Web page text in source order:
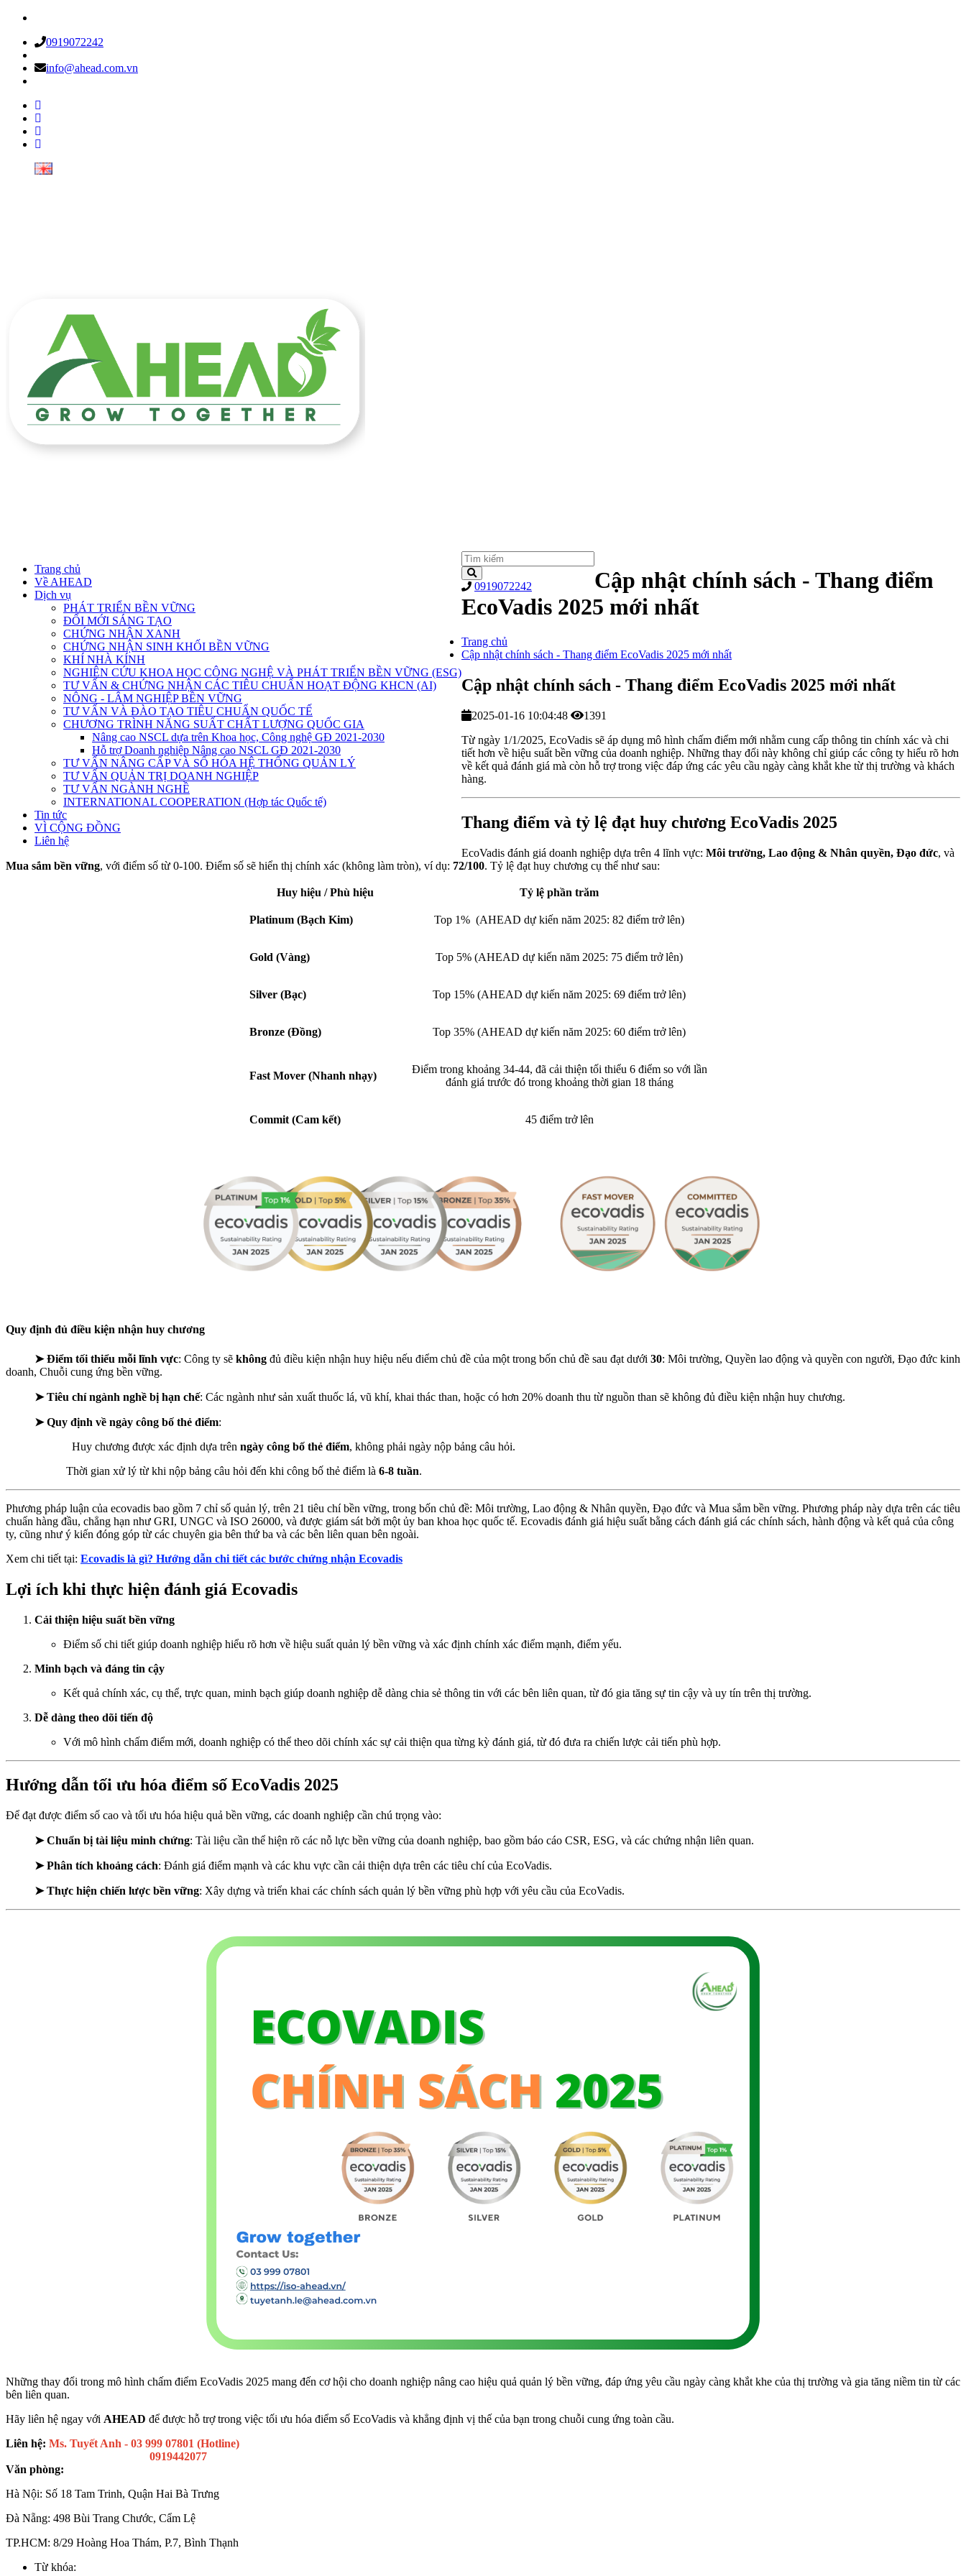
0919072242
info@ahead.com.vn
Trang chủ
Về AHEAD
Dịch vụ
PHÁT TRIỂN BỀN VỮNG
ĐỔI MỚI SÁNG TẠO
CHỨNG NHẬN XANH
CHỨNG NHẬN SINH KHỐI BỀN VỮNG
KHÍ NHÀ KÍNH
NGHIÊN CỨU KHOA HỌC CÔNG NGHỆ VÀ PHÁT TRIỂN BỀN VỮNG (ESG)
TƯ VẤN & CHỨNG NHẬN CÁC TIÊU CHUẨN HOẠT ĐỘNG KHCN (AI)
NÔNG - LÂM NGHIỆP BỀN VỮNG
TƯ VẤN VÀ ĐÀO TẠO TIÊU CHUẨN QUỐC TẾ
CHƯƠNG TRÌNH NĂNG SUẤT CHẤT LƯỢNG QUỐC GIA
Nâng cao NSCL dựa trên Khoa học, Công nghệ GĐ 2021-2030
Hỗ trợ Doanh nghiệp Nâng cao NSCL GĐ 2021-2030
TƯ VẤN NÂNG CẤP VÀ SỐ HÓA HỆ THỐNG QUẢN LÝ
TƯ VẤN QUẢN TRỊ DOANH NGHIỆP
TƯ VẤN NGÀNH NGHỀ
INTERNATIONAL COOPERATION (Hợp tác Quốc tế)
Tin tức
VÌ CỘNG ĐỒNG
Liên hệ
0919072242
Cập nhật chính sách - Thang điểm
EcoVadis 2025 mới nhất
Trang chủ
Cập nhật chính sách - Thang điểm EcoVadis 2025 mới nhất
Cập nhật chính sách - Thang điểm EcoVadis 2025 mới nhất
2025-01-16 10:04:48
1391
Từ ngày 1/1/2025, EcoVadis sẽ áp dụng mô hình chấm điểm mới nhằm cung cấp thông tin chính xác và chi
tiết hơn về hiệu suất bền vững của doanh nghiệp. Những thay đổi này không chỉ giúp các công ty hiểu rõ hơn
về kết quả đánh giá mà còn hỗ trợ trong việc đáp ứng các yêu cầu ngày càng khắt khe từ thị trường và khách
hàng.
Thang điểm và tỷ lệ đạt huy chương EcoVadis 2025
EcoVadis đánh giá doanh nghiệp dựa trên 4 lĩnh vực: Môi trường, Lao động & Nhân quyền, Đạo đức, và
Mua sắm bền vững, với điểm số từ 0-100. Điểm số sẽ hiển thị chính xác (không làm tròn), ví dụ: 72/100. Tỷ lệ đạt huy chương cụ thể như sau:
Huy hiệu / Phù hiệu Tỷ lệ phần trăm
Platinum (Bạch Kim) Top 1% (AHEAD dự kiến năm 2025: 82 điểm trở lên)
Gold (Vàng) Top 5% (AHEAD dự kiến năm 2025: 75 điểm trở lên)
Silver (Bạc) Top 15% (AHEAD dự kiến năm 2025: 69 điểm trở lên)
Bronze (Đồng) Top 35% (AHEAD dự kiến năm 2025: 60 điểm trở lên)
Fast Mover (Nhanh nhạy)
Điểm trong khoảng 34-44, đã cải thiện tối thiểu 6 điểm so với lần
đánh giá trước đó trong khoảng thời gian 18 tháng
Commit (Cam kết) 45 điểm trở lên
Quy định đủ điều kiện nhận huy chương
➤ Điểm tối thiểu mỗi lĩnh vực: Công ty sẽ không đủ điều kiện nhận huy hiệu nếu điểm chủ đề của một trong bốn chủ đề sau đạt dưới 30: Môi trường, Quyền lao động và quyền con người, Đạo đức kinh
doanh, Chuỗi cung ứng bền vững.
➤ Tiêu chí ngành nghề bị hạn chế: Các ngành như sản xuất thuốc lá, vũ khí, khai thác than, hoặc có hơn 20% doanh thu từ nguồn than sẽ không đủ điều kiện nhận huy chương.
➤ Quy định về ngày công bố thẻ điểm:
Huy chương được xác định dựa trên ngày công bố thẻ điểm, không phải ngày nộp bảng câu hỏi.
Thời gian xử lý từ khi nộp bảng câu hỏi đến khi công bố thẻ điểm là 6-8 tuần.
Phương pháp luận của ecovadis bao gồm 7 chỉ số quản lý, trên 21 tiêu chí bền vững, trong bốn chủ đề: Môi trường, Lao động & Nhân quyền, Đạo đức và Mua sắm bền vững. Phương pháp này dựa trên các tiêu
chuẩn hàng đầu, chẳng hạn như GRI, UNGC và ISO 26000, và được giám sát bởi một ủy ban khoa học quốc tế. Ecovadis đánh giá hiệu suất bằng cách đánh giá các chính sách, hành động và kết quả của công
ty, cũng như ý kiến đóng góp từ các chuyên gia bên thứ ba và các bên liên quan bên ngoài.
Xem chi tiết tại: Ecovadis là gì? Hướng dẫn chi tiết các bước chứng nhận Ecovadis
Lợi ích khi thực hiện đánh giá Ecovadis
Cải thiện hiệu suất bền vững
Điểm số chi tiết giúp doanh nghiệp hiểu rõ hơn về hiệu suất quản lý bền vững và xác định chính xác điểm mạnh, điểm yếu.
Minh bạch và đáng tin cậy
Kết quả chính xác, cụ thể, trực quan, minh bạch giúp doanh nghiệp dễ dàng chia sẻ thông tin với các bên liên quan, từ đó gia tăng sự tin cậy và uy tín trên thị trường.
Dễ dàng theo dõi tiến độ
Với mô hình chấm điểm mới, doanh nghiệp có thể theo dõi chính xác sự cải thiện qua từng kỳ đánh giá, từ đó đưa ra chiến lược cải tiến phù hợp.
Hướng dẫn tối ưu hóa điểm số EcoVadis 2025
Để đạt được điểm số cao và tối ưu hóa hiệu quả bền vững, các doanh nghiệp cần chú trọng vào:
➤ Chuẩn bị tài liệu minh chứng: Tài liệu cần thể hiện rõ các nỗ lực bền vững của doanh nghiệp, bao gồm báo cáo CSR, ESG, và các chứng nhận liên quan.
➤ Phân tích khoảng cách: Đánh giá điểm mạnh và các khu vực cần cải thiện dựa trên các tiêu chí của EcoVadis.
➤ Thực hiện chiến lược bền vững: Xây dựng và triển khai các chính sách quản lý bền vững phù hợp với yêu cầu của EcoVadis.
Những thay đổi trong mô hình chấm điểm EcoVadis 2025 mang đến cơ hội cho doanh nghiệp nâng cao hiệu quả quản lý bền vững, đáp ứng yêu cầu ngày càng khắt khe của thị trường và gia tăng niềm tin từ các
bên liên quan.
Hãy liên hệ ngay với AHEAD để được hỗ trợ trong việc tối ưu hóa điểm số EcoVadis và khẳng định vị thế của bạn trong chuỗi cung ứng toàn cầu.
Liên hệ: Ms. Tuyết Anh - 03 999 07801 (Hotline)
0919442077
Văn phòng:
Hà Nội: Số 18 Tam Trinh, Quận Hai Bà Trưng
Đà Nẵng: 498 Bùi Trang Chước, Cẩm Lệ
TP.HCM: 8/29 Hoàng Hoa Thám, P.7, Bình Thạnh
Từ khóa: